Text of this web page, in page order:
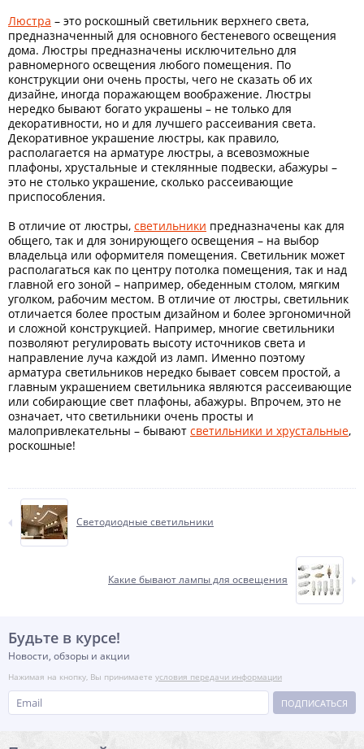
Люстра – это роскошный светильник верхнего света,
предназначенный для основного бестеневого освещения
дома. Люстры предназначены исключительно для
равномерного освещения любого помещения. По
конструкции они очень просты, чего не сказать об их
дизайне, иногда поражающем воображение. Люстры
нередко бывают богато украшены – не только для
декоративности, но и для лучшего рассеивания света.
Декоративное украшение люстры, как правило,
располагается на арматуре люстры, а всевозможные
плафоны, хрустальные и стеклянные подвески, абажуры –
это не столько украшение, сколько рассеивающие
приспособления.
В отличие от люстры, светильники предназначены как для
общего, так и для зонирующего освещения – на выбор
владельца или оформителя помещения. Светильник может
располагаться как по центру потолка помещения, так и над
главной его зоной – например, обеденным столом, мягким
уголком, рабочим местом. В отличие от люстры, светильник
отличается более простым дизайном и более эргономичной
и сложной конструкцией. Например, многие светильники
позволяют регулировать высоту источников света и
направление луча каждой из ламп. Именно поэтому
арматура светильников нередко бывает совсем простой, а
главным украшением светильника являются рассеивающие
или собирающие свет плафоны, абажуры. Впрочем, это не
означает, что светильники очень просты и
малопривлекательны – бывают светильники и хрустальные,
роскошные!
Светодиодные светильники
Какие бывают лампы для освещения
Будьте в курсе!
Новости, обзоры и акции
Нажимая на кнопку, Вы принимаете условия передачи информации
ПОДПИСАТЬСЯ